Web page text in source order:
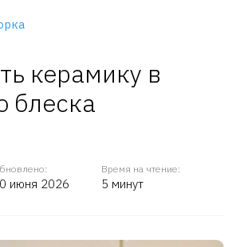
керамику в
блеска
июня 2026
Время на чтение:
5 минут